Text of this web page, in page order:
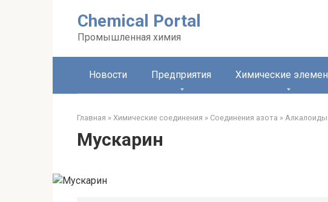
Chemical Portal
Промышленная химия
Новости Предприятия Химические
Главная » Химические соединения » Соединения азота » Алкалоиды
Мускарин